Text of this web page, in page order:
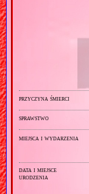
przyczyna śmierci
sprawstwo
miejsca i wydarzenia
data i miejsce
urodzenia